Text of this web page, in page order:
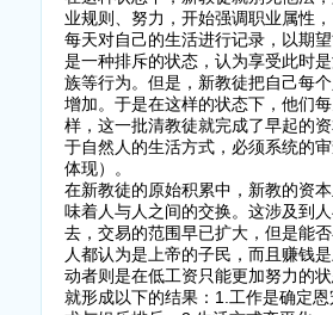
业规则、努力，开始强调职业属性
每天对自己的生活进行记录，以期
是一种排斥的状态，认为享受此时
族等行为。但是，新教徒把自己每
增加。于是在这样的状态下，他们
样，这一批清教徒就完成了早起的
于自然人的生活方式，必须系统的
体现）。
在新教徒的原始积累中，新教的资
味着人与人之间的交换。这涉及到
去，交易的范围早已扩大，但是能
人都认为是上帝的子民，而且赚钱
动者则是在低工资只能更加努力的
就形成以下的结果：1.工作是确定